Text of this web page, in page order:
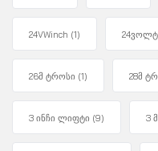
24VWinch (1)
26მ ტროსი (1) 28მ
3 ინჩი ლიფტი (9) 3